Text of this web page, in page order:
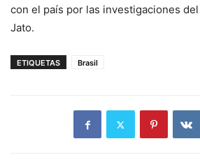
con el país por las investigaciones
Jato.
ETIQUETAS Brasil